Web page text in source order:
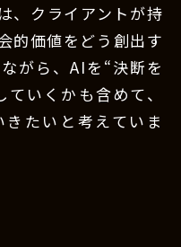
、クライアントが持
的価値をどう創出す
がら、AIを“決断を
いくかも含めて、
たいと考えていま